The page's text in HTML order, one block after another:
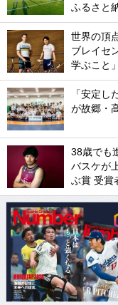
ふるさと
世界の頂
ブレイセ
学ぶこと
「安定し
が故郷・
38歳でも
バスケが
ぶ賞 受賞